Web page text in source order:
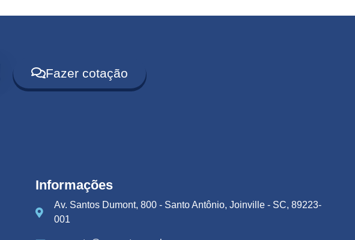
Fazer cotação
Informações
Av. Santos Dumont, 800 - Santo Antônio, Joinville - SC, 89223-
001